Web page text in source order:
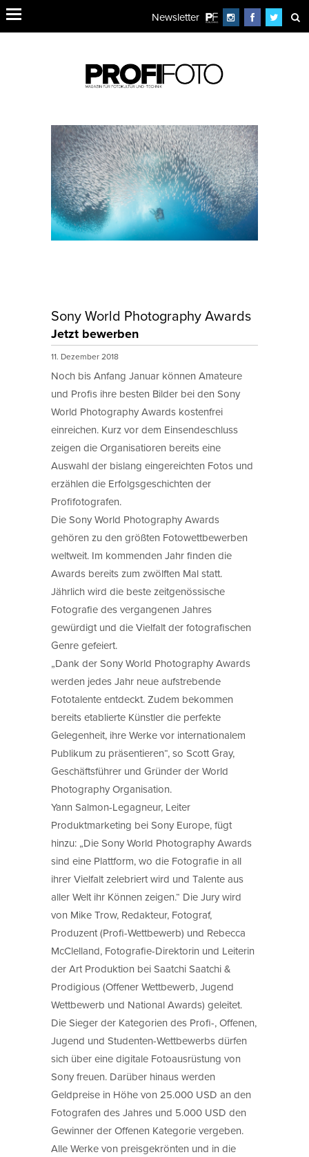
Newsletter
Sony World Photography Awards
Jetzt bewerben
11. Dezember 2018
Noch bis Anfang Januar können Amateure
und Profis ihre besten Bilder bei den Sony
World Photography Awards kostenfrei
einreichen. Kurz vor dem Einsendeschluss
zeigen die Organisatioren bereits eine
Auswahl der bislang eingereichten Fotos und
erzählen die Erfolgsgeschichten der
Profifotografen.
Die Sony World Photography Awards
gehören zu den größten Fotowettbewerben
weltweit. Im kommenden Jahr finden die
Awards bereits zum zwölften Mal statt.
Jährlich wird die beste zeitgenössische
Fotografie des vergangenen Jahres
gewürdigt und die Vielfalt der fotografischen
Genre gefeiert.
„Dank der Sony World Photography Awards
werden jedes Jahr neue aufstrebende
Fototalente entdeckt. Zudem bekommen
bereits etablierte Künstler die perfekte
Gelegenheit, ihre Werke vor internationalem
Publikum zu präsentieren“, so Scott Gray,
Geschäftsführer und Gründer der World
Photography Organisation.
Yann Salmon-Legagneur, Leiter
Produktmarketing bei Sony Europe, fügt
hinzu: „Die Sony World Photography Awards
sind eine Plattform, wo die Fotografie in all
ihrer Vielfalt zelebriert wird und Talente aus
aller Welt ihr Können zeigen.“ Die Jury wird
von Mike Trow, Redakteur, Fotograf,
Produzent (Profi-Wettbewerb) und Rebecca
McClelland, Fotografie-Direktorin und Leiterin
der Art Produktion bei Saatchi Saatchi &
Prodigious (Offener Wettbewerb, Jugend
Wettbewerb und National Awards) geleitet.
Die Sieger der Kategorien des Profi-, Offenen,
Jugend und Studenten-Wettbewerbs dürfen
sich über eine digitale Fotoausrüstung von
Sony freuen. Darüber hinaus werden
Geldpreise in Höhe von 25.000 USD an den
Fotografen des Jahres und 5.000 USD den
Gewinner der Offenen Kategorie vergeben.
Alle Werke von preisgekrönten und in die